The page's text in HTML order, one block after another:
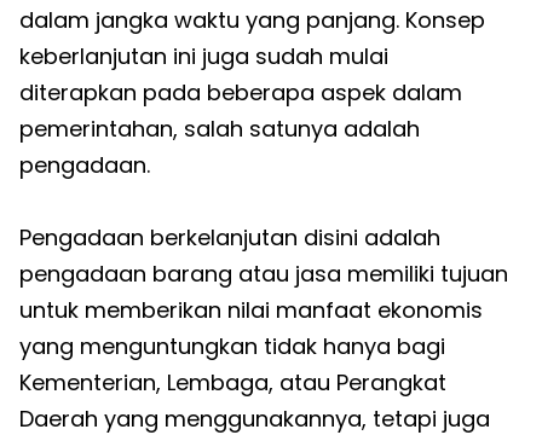
dalam jangka waktu yang panjang. Konsep
keberlanjutan ini juga sudah mulai
diterapkan pada beberapa aspek dalam
pemerintahan, salah satunya adalah
pengadaan.
Pengadaan berkelanjutan disini adalah
pengadaan barang atau jasa memiliki tujuan
untuk memberikan nilai manfaat ekonomis
yang menguntungkan tidak hanya bagi
Kementerian, Lembaga, atau Perangkat
Daerah yang menggunakannya, tetapi juga